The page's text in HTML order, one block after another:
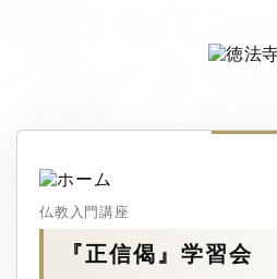
仏教入門講座
『正信偈』学習会